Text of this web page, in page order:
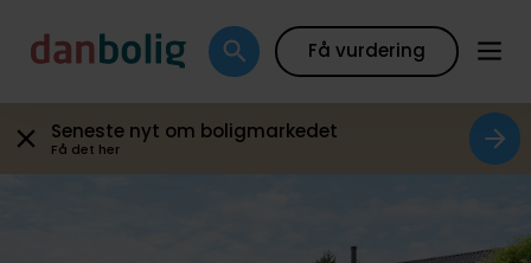
Få vurdering
Seneste nyt om boligmarkedet
Få det her
Galleri Plantegning Boligfakta Kort